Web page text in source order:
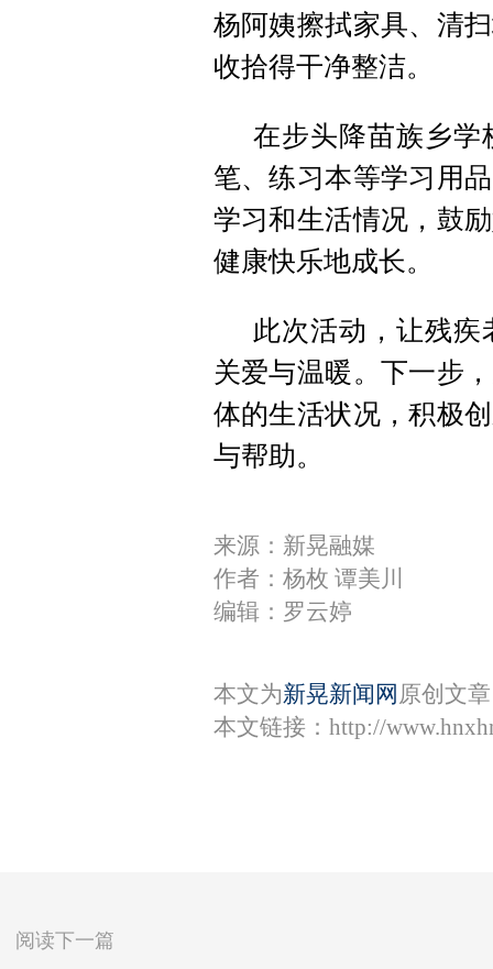
杨阿姨擦拭家具、清
收拾得干净整洁。
在步头降苗族乡学
笔、练习本等学习用
学习和生活情况，鼓
健康快乐地成长。
此次活动，让残
关爱与温暖。下一步
体的生活状况，积极
与帮助。
来源：新晃融媒
作者：杨枚 谭美川
编辑：罗云婷
本文为新晃新闻网 原创文
本文链接： http://
阅读下一篇